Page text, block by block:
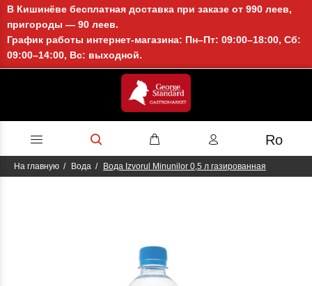
В Кишинёве бесплатная доставка при заказе от 990 леев,
пригороды — 90 леев.
График работы интернет-магазина: Пн–Пт: 09:00–18:00, Сб:
09:00–14:00, Вс: выходной.
Ro
На главную Вода Вода Izvorul Minunilor 0,5 л газированная